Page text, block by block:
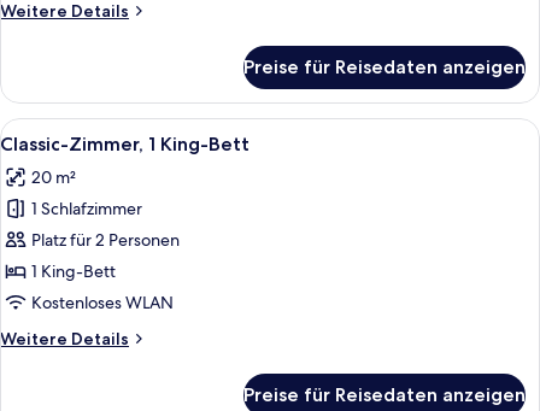
Weitere Details
Weitere
Preise für Reisedaten anzeigen
Alle
Fotos
für
Classic-
Zimmer,
1 King-
Bett
Ein Hotelzimmer mit einem großen
6
Classic-Zimmer, 1 King-Bett
20 m²
1 Schlafzimmer
Platz für 2 Personen
1 King-Bett
Kostenloses WLAN
Weitere Details
Weitere
Preise für Reisedaten anzeigen